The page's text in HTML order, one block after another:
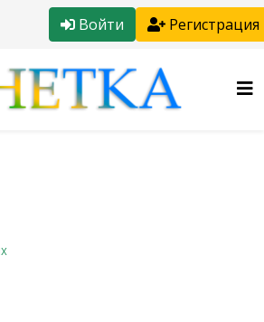
Войти Регистрация